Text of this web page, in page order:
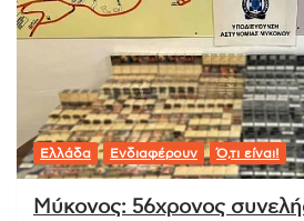
Ελλάδα Ενδιαφέρουν Ό,τι είναι!
Μύκονος: 56χρονος